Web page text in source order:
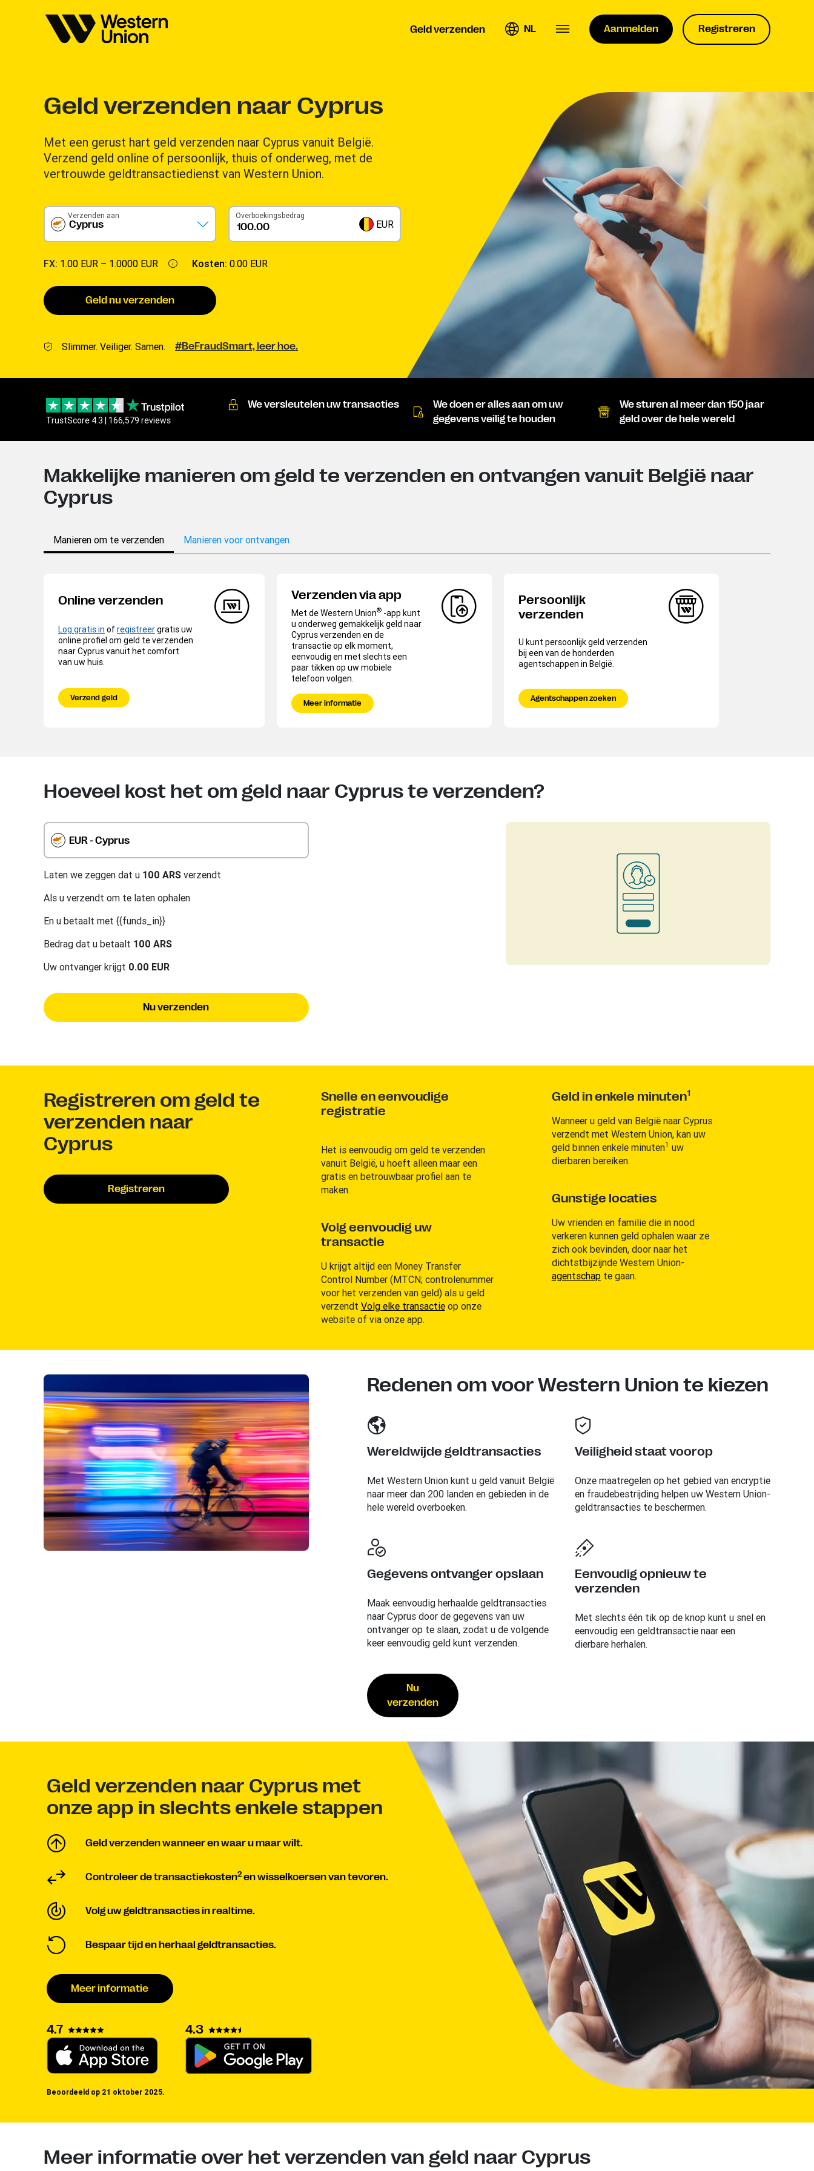
Geld verzenden NL Aanmelden Registreren
Geld verzenden naar Cyprus
Met een gerust hart geld verzenden naar Cyprus vanuit België.
Verzend geld online of persoonlijk, thuis of onderweg, met de
vertrouwde geldtransactiedienst van Western Union.
Cyprus
Verzenden aan Overboekingsbedrag
EUR
FX: 1.00 EUR – 1.0000 EUR Kosten: 0.00 EUR
Geld nu verzenden
Slimmer. Veiliger. Samen. #BeFraudSmart, leer hoe.
TrustScore 4.3 | 166,579 reviews
We versleutelen uw transacties
We doen er alles aan om uw
gegevens veilig te houden
We sturen al meer dan 150 jaar
geld over de hele wereld
Makkelijke manieren om geld te verzenden en ontvangen vanuit België naar
Cyprus
Manieren om te verzenden Manieren voor ontvangen
Online verzenden
Log gratis in ofregistreergratis uw
online profiel om geld te verzenden
naar Cyprus vanuit het comfort
van uw huis.
Verzend geld
Verzenden via app
Met de Western Union® -app kunt
u onderweg gemakkelijk geld naar
Cyprus verzenden en de
transactie op elk moment,
eenvoudig en met slechts een
paar tikken op uw mobiele
telefoon volgen.
Meer informatie
Persoonlijk
verzenden
U kunt persoonlijk geld verzenden
bij een van de honderden
agentschappen in België.
Agentschappen zoeken
Hoeveel kost het om geld naar Cyprus te verzenden?
EUR - Cyprus
Laten we zeggen dat u 100 ARS verzendt
Als u verzendt om te laten ophalen
En u betaalt met {{funds_in}}
Bedrag dat u betaalt 100 ARS
Uw ontvanger krijgt 0.00 EUR
Nu verzenden
Registreren om geld te
verzenden naar
Cyprus
Registreren
Snelle en eenvoudige
registratie
Het is eenvoudig om geld te verzenden
vanuit België, u hoeft alleen maar een
gratis en betrouwbaar profiel aan te
maken.
Volg eenvoudig uw
transactie
U krijgt altijd een Money Transfer
Control Number (MTCN; controlenummer
voor het verzenden van geld) als u geld
verzendt Volg elke transactieop onze
website of via onze app.
Geld in enkele minuten1
Wanneer u geld van België naar Cyprus
verzendt met Western Union, kan uw
geld binnen enkele minuten1 uw
dierbaren bereiken.
Gunstige locaties
Uw vrienden en familie die in nood
verkeren kunnen geld ophalen waar ze
zich ook bevinden, door naar het
dichtstbijzijnde Western Union-
agentschapte gaan.
Redenen om voor Western Union te kiezen
Wereldwijde geldtransacties
Met Western Union kunt u geld vanuit België
naar meer dan 200 landen en gebieden in de
hele wereld overboeken.
Veiligheid staat voorop
Onze maatregelen op het gebied van encryptie
en fraudebestrijding helpen uw Western Union-
geldtransacties te beschermen.
Gegevens ontvanger opslaan
Maak eenvoudig herhaalde geldtransacties
naar Cyprus door de gegevens van uw
ontvanger op te slaan, zodat u de volgende
keer eenvoudig geld kunt verzenden.
Eenvoudig opnieuw te
verzenden
Met slechts één tik op de knop kunt u snel en
eenvoudig een geldtransactie naar een
dierbare herhalen.
Nu
verzenden
Geld verzenden naar Cyprus met
onze app in slechts enkele stappen
Geld verzenden wanneer en waar u maar wilt.
Controleer de transactiekosten2 en wisselkoersen van tevoren.
Volg uw geldtransacties in realtime.
Bespaar tijd en herhaal geldtransacties.
Meer informatie
4.7 4.3
Beoordeeld op 21 oktober 2025.
Meer informatie over het verzenden van geld naar Cyprus